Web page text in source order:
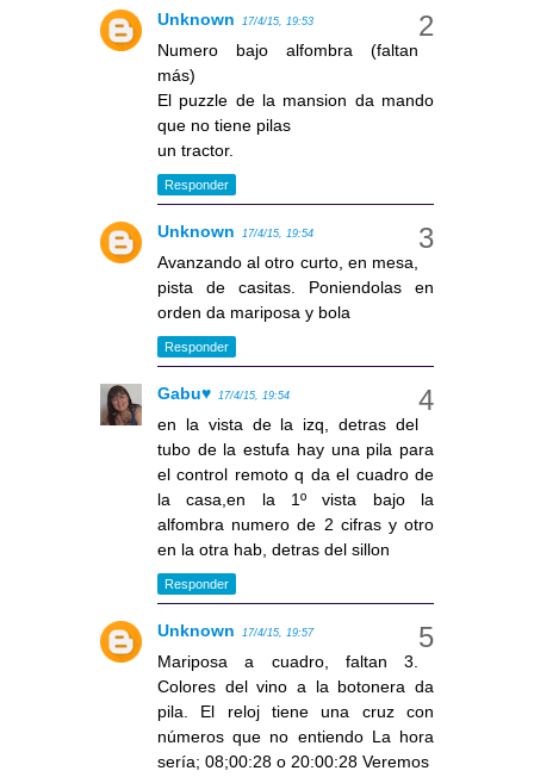
Unknown 17/4/15, 19:53
Numero bajo alfombra (faltan
más)
El puzzle de la mansion da mando
que no tiene pilas
un tractor.
Responder
Unknown 17/4/15, 19:54
Avanzando al otro curto, en mesa,
pista de casitas. Poniendolas en
orden da mariposa y bola
Responder
Gabu♥ 17/4/15, 19:54
en la vista de la izq, detras del
tubo de la estufa hay una pila para
el control remoto q da el cuadro de
la casa,en la 1º vista bajo la
alfombra numero de 2 cifras y otro
en la otra hab, detras del sillon
Responder
Unknown 17/4/15, 19:57
Mariposa a cuadro, faltan 3.
Colores del vino a la botonera da
pila. El reloj tiene una cruz con
números que no entiendo La hora
sería; 08;00:28 o 20:00:28 Veremos